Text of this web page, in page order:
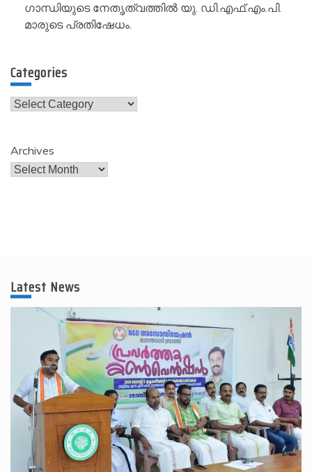
ഗാന്ധിയുടെ നേതൃത്വത്തിൽ യു. ഡി.എഫ്.എം.പി.
മാരുടെ പ്രതിഷേധം.
Categories
Categories
Archives
Latest News